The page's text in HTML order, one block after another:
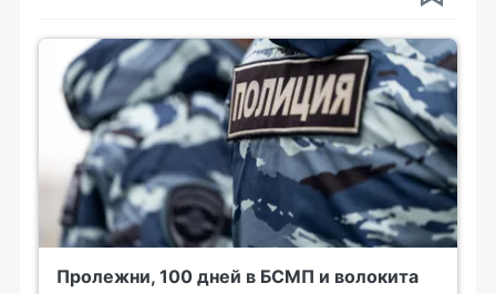
Пролежни, 100 дней в БСМП и волокита